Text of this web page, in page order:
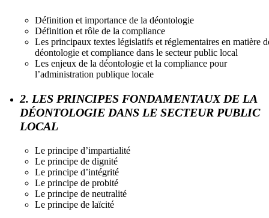
Définition et importance de la déontologie
Définition et rôle de la compliance
Les principaux textes législatifs et réglementaires en matière
déontologie et compliance dans le secteur public local
Les enjeux de la déontologie et la compliance pour
l’administration publique locale
2. LES PRINCIPES FONDAMENTAUX DE LA
DÉONTOLOGIE DANS LE SECTEUR PUBLIC
LOCAL
Le principe d’impartialité
Le principe de dignité
Le principe d’intégrité
Le principe de probité
Le principe de neutralité
Le principe de laïcité